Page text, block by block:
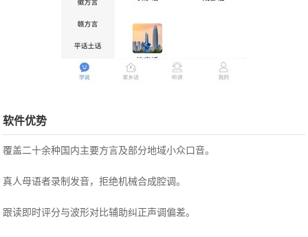
软件优势
覆盖二十余种国内主要方言及部分地域小众口音。
真人母语者录制发音，拒绝机械合成腔调。
跟读即时评分与波形对比辅助纠正声调偏差。